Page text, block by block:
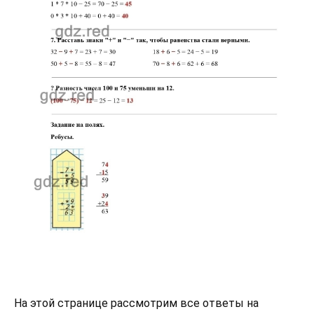
На этой странице рассмотрим все ответы на